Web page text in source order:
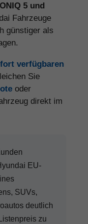
5 und
Fahrzeuge
günstiger als
verfügbaren
Sie
oder
direkt im
EU-
SUVs,
deutlich
zu